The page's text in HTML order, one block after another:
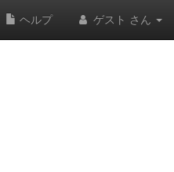
ヘルプ ゲスト さん